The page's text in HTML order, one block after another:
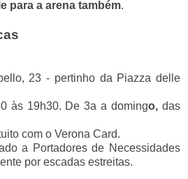
para a arena também.
23 - pertinho da Piazza delle
às 19h30. De 3a a domingo,das
com o Verona Card.
a Portadores de Necessidades
por escadas estreitas.